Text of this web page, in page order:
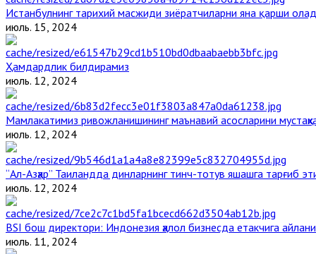
Истанбулнинг тарихий масжиди зиёратчиларни яна қарши
июль. 15, 2024
Ҳамдардлик билдирамиз
июль. 12, 2024
Мамлакатимиз ривожланишининг маънавий асосларини
июль. 12, 2024
“Ал-Азҳар” Таиландда динларнинг тинч-тотув яшашга тарғиб
июль. 12, 2024
BSI бош директори: Индонезия ҳалол бизнесда етакчига
июль. 11, 2024